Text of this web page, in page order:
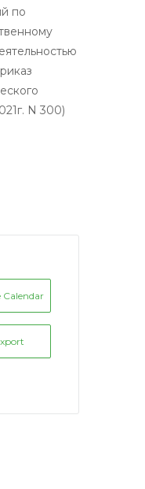
по
N 300)
Calendar